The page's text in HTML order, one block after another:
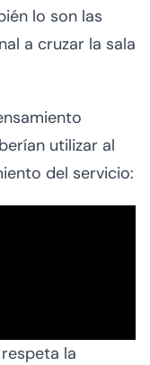
lo son las
a cruzar la sala
utilizar al
del servicio:
la